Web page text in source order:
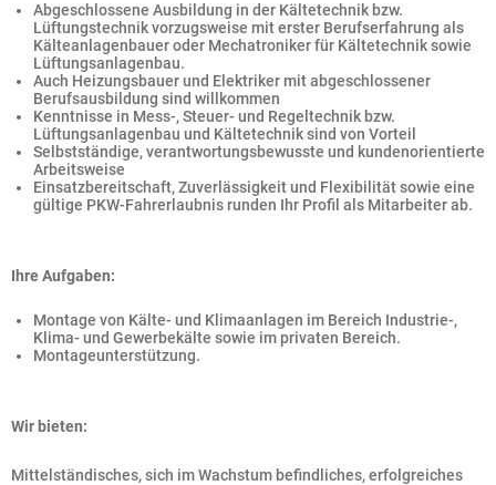
Abgeschlossene Ausbildung in der Kältetechnik bzw.
Lüftungstechnik vorzugsweise mit erster Berufserfahrung als
Kälteanlagenbauer oder Mechatroniker für Kältetechnik sowie
Lüftungsanlagenbau.
Auch Heizungsbauer und Elektriker mit abgeschlossener
Berufsausbildung sind willkommen
Kenntnisse in Mess-, Steuer- und Regeltechnik bzw.
Lüftungsanlagenbau und Kältetechnik sind von Vorteil
Selbstständige, verantwortungsbewusste und kundenorientierte
Arbeitsweise
Einsatzbereitschaft, Zuverlässigkeit und Flexibilität sowie eine
gültige PKW-Fahrerlaubnis runden Ihr Profil als Mitarbeiter ab.
Ihre Aufgaben:
Montage von Kälte- und Klimaanlagen im Bereich Industrie-,
Klima- und Gewerbekälte sowie im privaten Bereich.
Montageunterstützung.
Wir bieten:
Mittelständisches, sich im Wachstum befindliches, erfolgreiches